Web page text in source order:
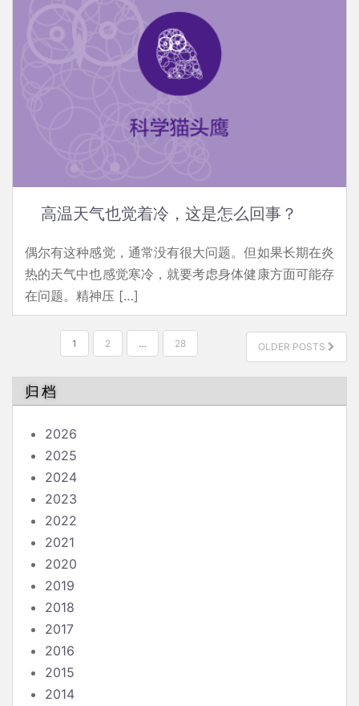
高温天气也觉着冷，这是怎么回事？
偶尔有这种感觉，通常没有很大问题。但如果长期在炎
热的天气中也感觉寒冷，就要考虑身体健康方面可能存
在问题。精神压 […]
分
页
1 2 … 28 OLDER POSTS
归档
2026
2025
2024
2023
2022
2021
2020
2019
2018
2017
2016
2015
2014